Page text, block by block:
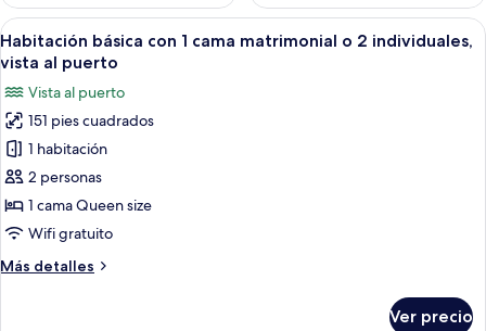
Abrir
todas
fotos
de
Habitación
básica
con
1
matrimonial
Habitación de hotel con cama,
2
Habitación básica con 1 cama matrimonial o 2 individuales,
vista al puerto
Vista al puerto
151 pies cuadrados
1 habitación
2 personas
1 cama Queen size
Wifi gratuito
Más detalles
Más
Ver precio